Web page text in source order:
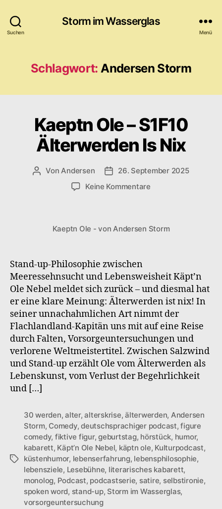
Suchen
Storm im Wasserglas
Menü
Schlagwort: Andersen Storm
Kaeptn Ole – S1F10
Älterwerden Is Nix
Beitragsautor
VonAndersen Veröffentlichungsdatum
26. September 2025
Keine Kommentarezu
S1F10
Kaeptn Ole - von Andersen Storm
Stand-up-Philosophie zwischen
Meeressehnsucht und Lebensweisheit Käpt’n
Ole Nebel meldet sich zurück – und diesmal hat
er eine klare Meinung: Älterwerden ist nix! In
seiner unnachahmlichen Art nimmt der
Flachlandland-Kapitän uns mit auf eine Reise
durch Falten, Vorsorgeuntersuchungen und
verlorene Weltmeistertitel. Zwischen Salzwind
und Stand-up erzählt Ole vom Älterwerden als
Lebenskunst, vom Verlust der Begehrlichkeit
und […]
Schlagwörter
30 werden,alter,alterskrise,älterwerden, Andersen
Storm, Comedy,deutschsprachiger podcast,figure
comedy, fiktive figur,geburtstag, hörstück, humor,
kabarett, Käpt’n Ole Nebel, käptn ole, Kulturpodcast,
küstenhumor, lebenserfahrung, lebensphilosophie,
lebensziele, Lesebühne, literarisches kabarett,
monolog, Podcast, podcastserie, satire, selbstironie,
spoken word, stand-up, Storm im Wasserglas,
vorsorgeuntersuchung